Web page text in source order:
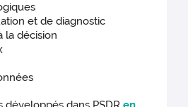
et de diagnostic
la décision